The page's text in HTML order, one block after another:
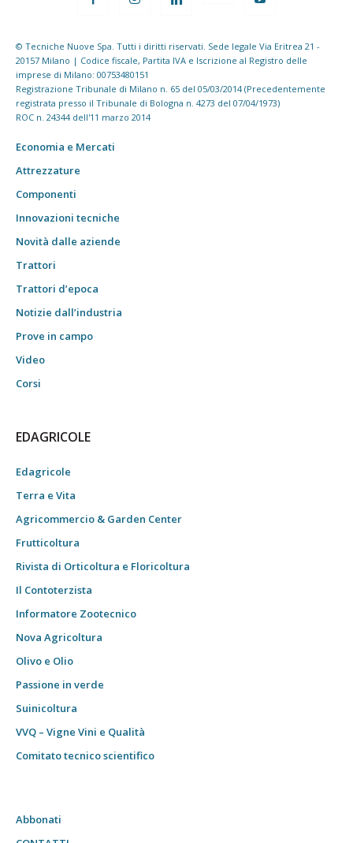
© Tecniche Nuove Spa. Tutti i diritti riservati. Sede legale Via Eritrea 21 -
20157 Milano | Codice fiscale, Partita IVA e Iscrizione al Registro delle
imprese di Milano: 00753480151
Registrazione Tribunale di Milano n. 65 del 05/03/2014 (Precedentemente
registrata presso il Tribunale di Bologna n. 4273 del 07/04/1973)
ROC n. 24344 dell'11 marzo 2014
Economia e Mercati
Attrezzature
Componenti
Innovazioni tecniche
Novità dalle aziende
Trattori
Trattori d’epoca
Notizie dall’industria
Prove in campo
Video
Corsi
EDAGRICOLE
Edagricole
Terra e Vita
Agricommercio & Garden Center
Frutticoltura
Rivista di Orticoltura e Floricoltura
Il Contoterzista
Informatore Zootecnico
Nova Agricoltura
Olivo e Olio
Passione in verde
Suinicoltura
VVQ – Vigne Vini e Qualità
Comitato tecnico scientifico
Abbonati